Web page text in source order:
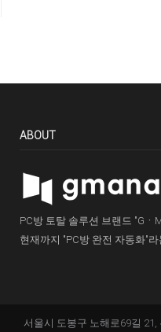
ABOUT
PC방 토탈 솔루션 브랜드 "Gㆍ
현재까지 "PC방 완전 자동화"
서울시 도봉구 노해로69길